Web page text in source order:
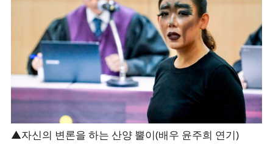
▲자신의 변론을 하는 산양 뿔이(배우 윤주희 연기)